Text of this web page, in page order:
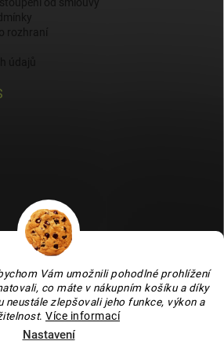
Vám umožnili pohodlné prohlížení
co máte v nákupním košíku a díky
neustále zlepšovali jeho funkce, výkon a
. Více informací
Nastavení
rozhraní
údajů
dekoraci: tipy a inspirace
v zahradě, květináči i na balkoně